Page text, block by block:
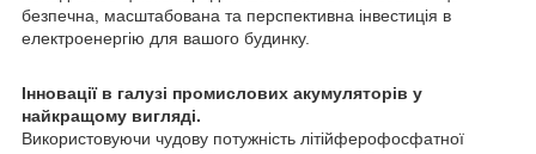
безпечна, масштабована та перспективна інвестиція в
електроенергію для вашого будинку.
Інновації в галузі промислових акумуляторів у
найкращому вигляді.
Використовуючи чудову потужність літійферофосфатної